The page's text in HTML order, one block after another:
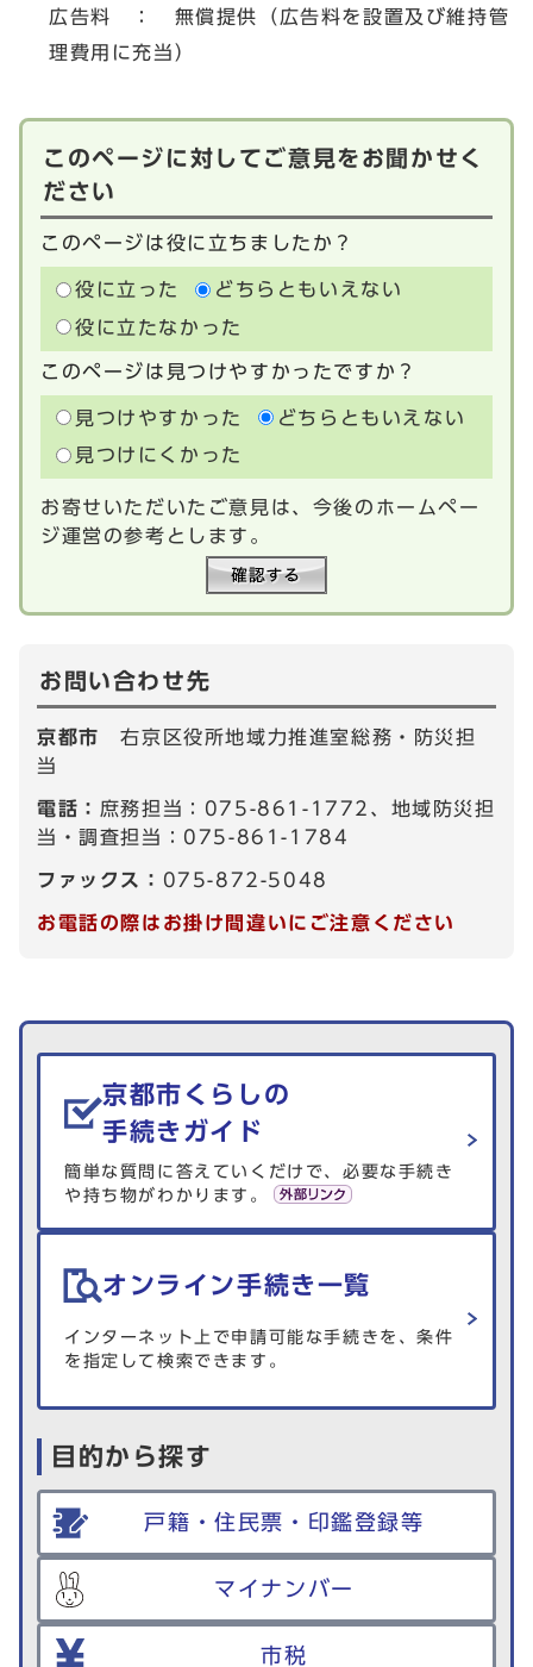
広告料 ： 無償提供（広告料を設置及び維持管
理費用に充当）
このページに対してご意見をお聞かせく
ださい
このページは役に立ちましたか？
役に立った
どちらともいえない
役に立たなかった
このページは見つけやすかったですか？
見つけやすかった
どちらともいえない
見つけにくかった
お寄せいただいたご意見は、今後のホームペー
ジ運営の参考とします。
お問い合わせ先
京都市右京区役所地域力推進室総務・防災担
当
電話： 庶務担当：075-861-1772、地域防災担
当・調査担当：075-861-1784
ファックス： 075-872-5048
お電話の際はお掛け間違いにご注意ください
生活情報を探す
京都市くらしの
手続きガイド
簡単な質問に答えていくだけで、必要な手続き
や持ち物がわかります。
オンライン手続き一覧
インターネット上で申請可能な手続きを、条件
を指定して検索できます。
目的から探す
戸籍・住民票・印鑑登録等
マイナンバー
市税